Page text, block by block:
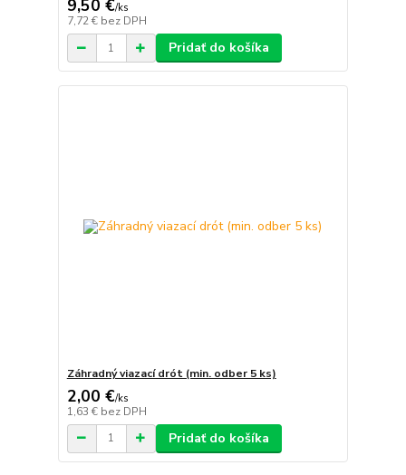
9,50 €/ks
7,72 € bez DPH
Pridať do košíka
Záhradný viazací drót (min. odber 5 ks)
2,00 €/ks
1,63 € bez DPH
Pridať do košíka